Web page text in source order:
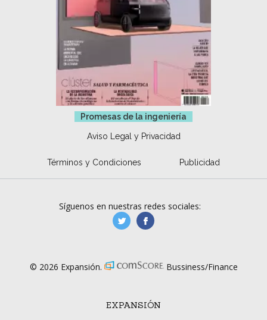
Promesas de la ingeniería
Aviso Legal y Privacidad
Términos y Condiciones Publicidad
EXPANSIÓN
Síguenos en nuestras redes sociales:
manufacturaGE
© 2026 Expansión. Bussiness/Finance